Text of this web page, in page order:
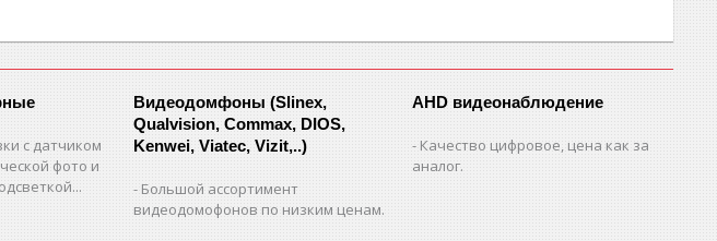
с датчиком
фото и
Видеодомфоны (Slinex,
Qualvision, Commax, DIOS,
Kenwei, Viatec, Vizit,..)
Большой ассортимент
видеодомофонов по низким ценам.
AHD видеонаблюдение
Качество цифровое, цена как за
аналог.